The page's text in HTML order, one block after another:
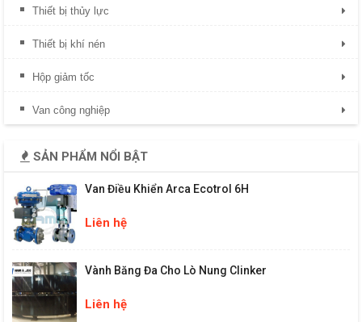
Thiết bị thủy lực
Thiết bị khí nén
Hộp giảm tốc
Van công nghiệp
SẢN PHẨM NỔI BẬT
Van Điều Khiển Arca Ecotrol 6H
Liên hệ
Vành Băng Đa Cho Lò Nung Clinker
Liên hệ